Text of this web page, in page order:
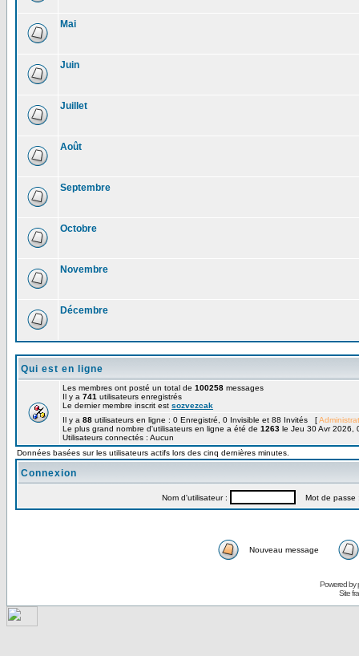
Mai
Juin
Juillet
Août
Septembre
Octobre
Novembre
Décembre
Qui est en ligne
Les membres ont posté un total de 100258 messages
Il y a 741 utilisateurs enregistrés
Le dernier membre inscrit est sozvezcak
Il y a 88 utilisateurs en ligne : 0 Enregistré, 0 Invisible et 88 Invités [
Le plus grand nombre d'utilisateurs en ligne a été de 1263 le Jeu 30 Avr 2026,
Utilisateurs connectés : Aucun
Données basées sur les utilisateurs actifs lors des cinq dernières minutes.
Connexion
Nom d'utilisateur : Mot de passe
Nouveau message
Powered by
Site